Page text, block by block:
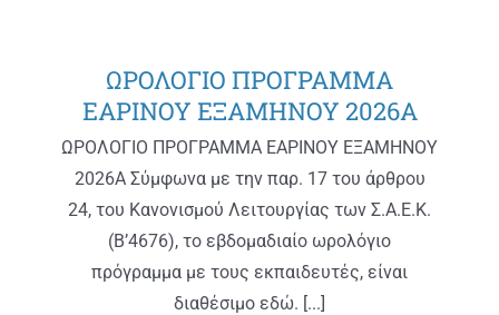
ΩΡΟΛΟΓΙΟ ΠΡΟΓΡΑΜΜΑ
ΕΑΡΙΝΟΥ ΕΞΑΜΗΝΟΥ 2026Α
ΩΡΟΛΟΓΙΟ ΠΡΟΓΡΑΜΜΑ ΕΑΡΙΝΟΥ ΕΞΑΜΗΝΟΥ
2026Α Σύμφωνα με την παρ. 17 του άρθρου
24, του Κανονισμού Λειτουργίας των Σ.Α.Ε.Κ.
(Β’4676), το εβδομαδιαίο ωρολόγιο
πρόγραμμα με τους εκπαιδευτές, είναι
διαθέσιμο εδώ. [...]